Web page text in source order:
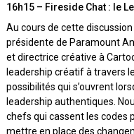
16h15 – Fireside Chat : le
Au cours de cette
présidente de Paramount
et directrice créative à
leadership créatif à travers
possibilités qui s’ouvrent
leadership authentiques.
chefs qui cassent les codes
mettre en place des